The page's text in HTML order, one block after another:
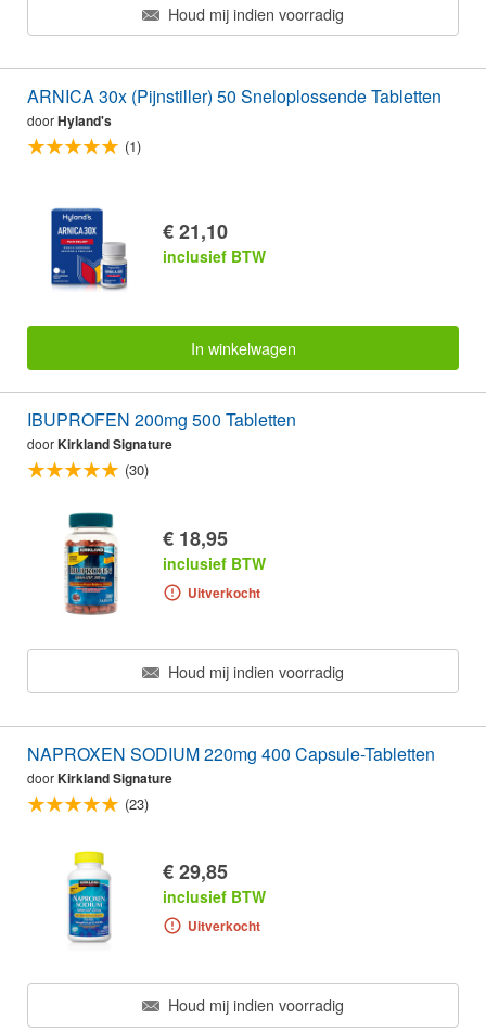
Houd mij indien voorradig
ARNICA 30x (Pijnstiller) 50 Sneloplossende Tabletten
doorHyland's
(1)
€ 21,10
inclusief BTW
In winkelwagen
IBUPROFEN 200mg 500 Tabletten
doorKirkland Signature
(30)
€ 18,95
inclusief BTW
Uitverkocht
Houd mij indien voorradig
NAPROXEN SODIUM 220mg 400 Capsule-Tabletten
doorKirkland Signature
(23)
€ 29,85
inclusief BTW
Uitverkocht
Houd mij indien voorradig